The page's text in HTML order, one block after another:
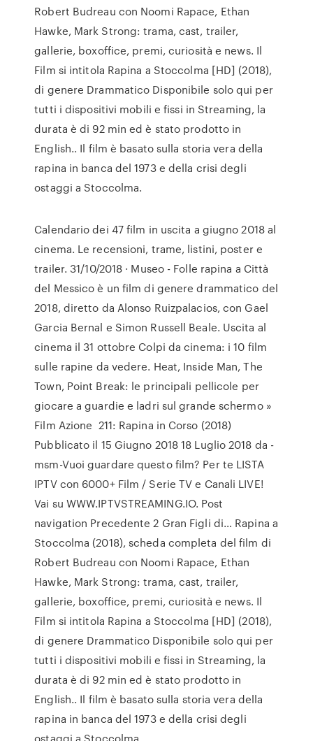
Robert Budreau con Noomi Rapace, Ethan
Hawke, Mark Strong: trama, cast, trailer,
gallerie, boxoffice, premi, curiosità e news. Il
Film si intitola Rapina a Stoccolma [HD] (2018),
di genere Drammatico Disponibile solo qui per
tutti i dispositivi mobili e fissi in Streaming, la
durata è di 92 min ed è stato prodotto in
English.. Il film è basato sulla storia vera della
rapina in banca del 1973 e della crisi degli
ostaggi a Stoccolma.
Calendario dei 47 film in uscita a giugno 2018 al
cinema. Le recensioni, trame, listini, poster e
trailer. 31/10/2018 · Museo - Folle rapina a Città
del Messico è un film di genere drammatico del
2018, diretto da Alonso Ruizpalacios, con Gael
Garcia Bernal e Simon Russell Beale. Uscita al
cinema il 31 ottobre Colpi da cinema: i 10 film
sulle rapine da vedere. Heat, Inside Man, The
Town, Point Break: le principali pellicole per
giocare a guardie e ladri sul grande schermo »
Film Azione 211: Rapina in Corso (2018)
Pubblicato il 15 Giugno 2018 18 Luglio 2018 da -
msm-Vuoi guardare questo film? Per te LISTA
IPTV con 6000+ Film / Serie TV e Canali LIVE!
Vai su WWW.IPTVSTREAMING.IO. Post
navigation Precedente 2 Gran Figli di… Rapina a
Stoccolma (2018), scheda completa del film di
Robert Budreau con Noomi Rapace, Ethan
Hawke, Mark Strong: trama, cast, trailer,
gallerie, boxoffice, premi, curiosità e news. Il
Film si intitola Rapina a Stoccolma [HD] (2018),
di genere Drammatico Disponibile solo qui per
tutti i dispositivi mobili e fissi in Streaming, la
durata è di 92 min ed è stato prodotto in
English.. Il film è basato sulla storia vera della
rapina in banca del 1973 e della crisi degli
ostaggi a Stoccolma.